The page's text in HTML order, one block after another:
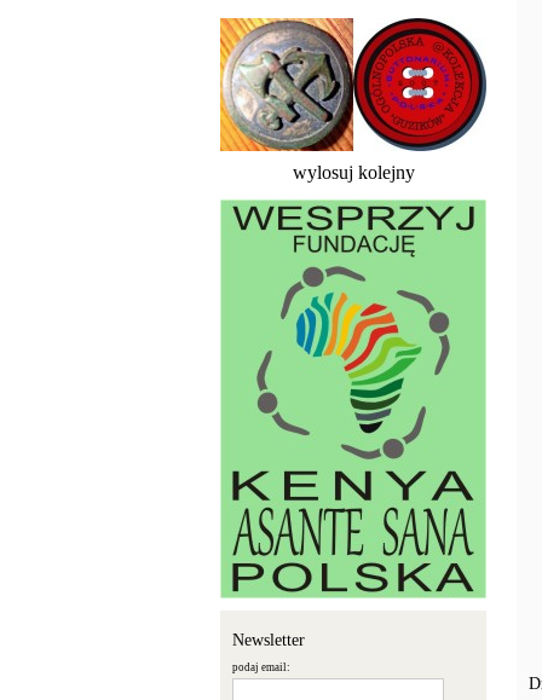
wylosuj kolejny
Newsletter
podaj email: